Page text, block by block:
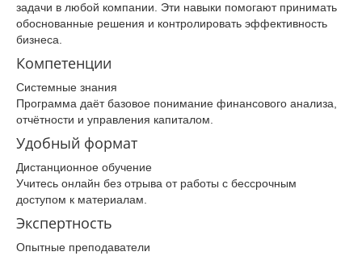
задачи в любой компании. Эти навыки помогают принимать
обоснованные решения и контролировать эффективность
бизнеса.
Компетенции
Системные знания
Программа даёт базовое понимание финансового анализа,
отчётности и управления капиталом.
Удобный формат
Дистанционное обучение
Учитесь онлайн без отрыва от работы с бессрочным
доступом к материалам.
Экспертность
Опытные преподаватели